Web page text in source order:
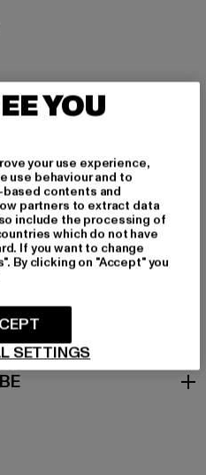
Baumwolle, 30%
GmbH |info@tbint.de
| 64372 Ober-Ramstadt |
YOU
your use experience,
use behaviour and to
contents and
partners to extract data
include the processing of
which do not have
If you want to change
By clicking on "Accept" you
SETTINGS